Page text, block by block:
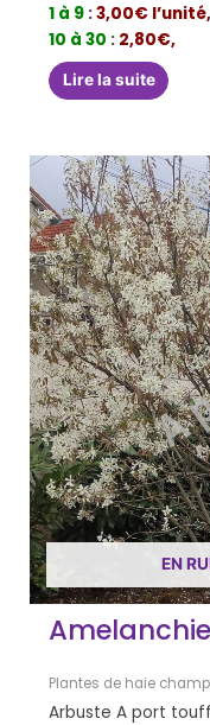
1 à 9 :3,00€ l’unité,
10 à 30 : 2,80€,
Lire la suite
EN
Plantes de haie
Arbuste A port